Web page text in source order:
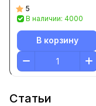
5
В наличии: 4000
В корзину
Статьи